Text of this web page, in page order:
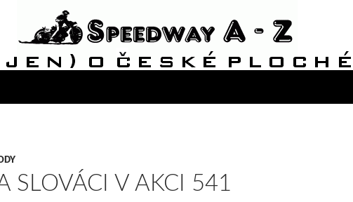
SLOVÁCI V AKCI 541